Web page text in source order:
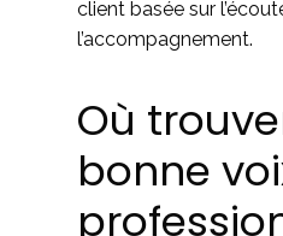
client basée sur
l’accompagnement.
Où
bonne